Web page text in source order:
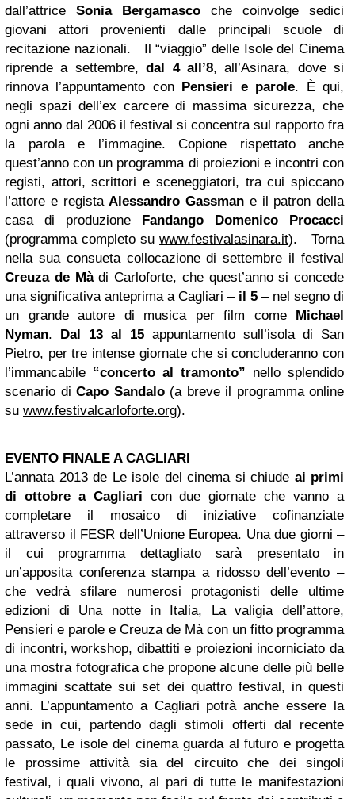
dall’attrice Sonia Bergamasco che coinvolge sedici
giovani attori provenienti dalle principali scuole di
recitazione nazionali. Il “viaggio” delle Isole del Cinema
riprende a settembre,dal 4 all’8, all’Asinara, dove si
rinnova l’appuntamento con Pensieri e parole. È qui,
negli spazi dell’ex carcere di massima sicurezza, che
ogni anno dal 2006 il festival si concentra sul rapporto fra
la parola e l’immagine. Copione rispettato anche
quest’anno con un programma di proiezioni e incontri con
registi, attori, scrittori e sceneggiatori, tra cui spiccano
l’attore e registaAlessandro Gassman e il patron della
casa di produzione Fandango Domenico Procacci
(programma completo su www.festivalasinara.it). Torna
nella sua consueta collocazione di settembre il festival
Creuza de Màdi Carloforte, che quest’anno si concede
una significativa anteprima a Cagliari – il 5 – nel segno di
un grande autore di musica per film come Michael
Nyman. Dal 13 al 15 appuntamento sull’isola di San
Pietro, per tre intense giornate che si concluderanno con
l’immancabile “concerto al tramonto” nello splendido
scenario di Capo Sandalo(a breve il programma online
su www.festivalcarloforte.org).
EVENTO FINALE A CAGLIARI
L’annata 2013 de Le isole del cinema si chiude ai primi
di ottobre a Cagliari con due giornate che vanno a
completare il mosaico di iniziative cofinanziate
attraverso il FESR dell’Unione Europea. Una due giorni –
il cui programma dettagliato sarà presentato in
un’apposita conferenza stampa a ridosso dell’evento –
che vedrà sfilare numerosi protagonisti delle ultime
edizioni di Una notte in Italia, La valigia dell’attore,
Pensieri e parole e Creuza de Mà con un fitto programma
di incontri, workshop, dibattiti e proiezioni incorniciato da
una mostra fotografica che propone alcune delle più belle
immagini scattate sui set dei quattro festival, in questi
anni. L’appuntamento a Cagliari potrà anche essere la
sede in cui, partendo dagli stimoli offerti dal recente
passato, Le isole del cinema guarda al futuro e progetta
le prossime attività sia del circuito che dei singoli
festival, i quali vivono, al pari di tutte le manifestazioni